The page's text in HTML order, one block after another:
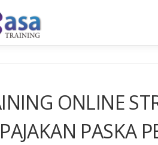
ONLINE
PASKA